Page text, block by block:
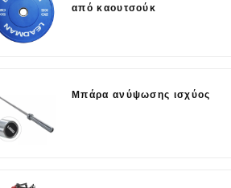
από καουτσούκ
Μπάρα ανύψωσης ισχύος